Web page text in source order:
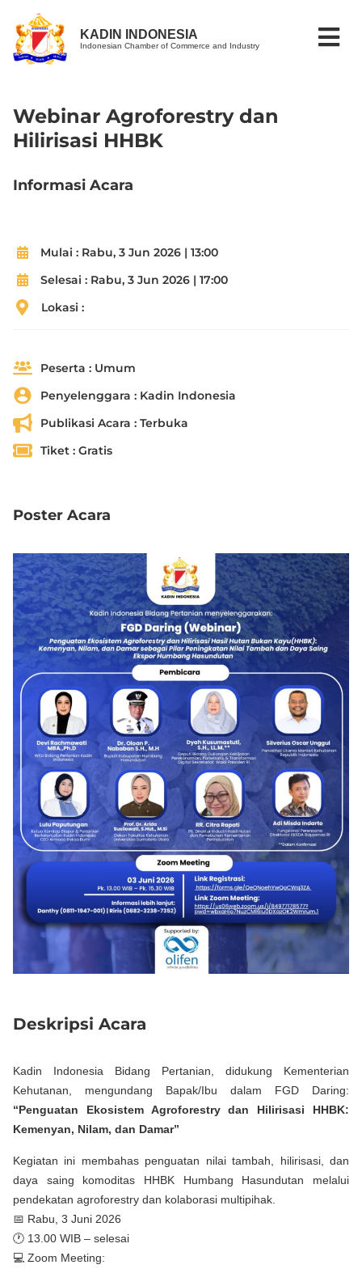
KADIN INDONESIA
Indonesian Chamber of Commerce and Industry
Webinar Agroforestry dan
Hilirisasi HHBK
Informasi Acara
Mulai : Rabu, 3 Jun 2026 | 13:00
Selesai : Rabu, 3 Jun 2026 | 17:00
Lokasi :
Peserta : Umum
Penyelenggara : Kadin Indonesia
Publikasi Acara : Terbuka
Tiket : Gratis
Poster Acara
Deskripsi Acara
Kadin Indonesia Bidang Pertanian, didukung Kementerian
Kehutanan, mengundang Bapak/Ibu dalam FGD Daring:
“Penguatan Ekosistem Agroforestry dan Hilirisasi HHBK:
Kemenyan, Nilam, dan Damar”
Kegiatan ini membahas penguatan nilai tambah, hilirisasi, dan
daya saing komoditas HHBK Humbang Hasundutan melalui
pendekatan agroforestry dan kolaborasi multipihak.
📅 Rabu, 3 Juni 2026
🕐 13.00 WIB – selesai
💻 Zoom Meeting: